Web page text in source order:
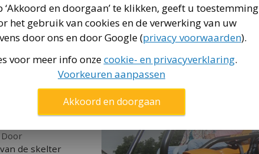
grote luchtbanden.
zijn geschikt
trappers, op beide
de trappers
de skelter
‘Akkoord en doorgaan’ te klikken, geeft u toestemming
het gebruik van cookies en de verwerking van uw
door ons en door Google (privacy voorwaarden).
voor meer info onzecookie- en privacyverklaring.
Voorkeuren aanpassen
Akkoord en doorgaan